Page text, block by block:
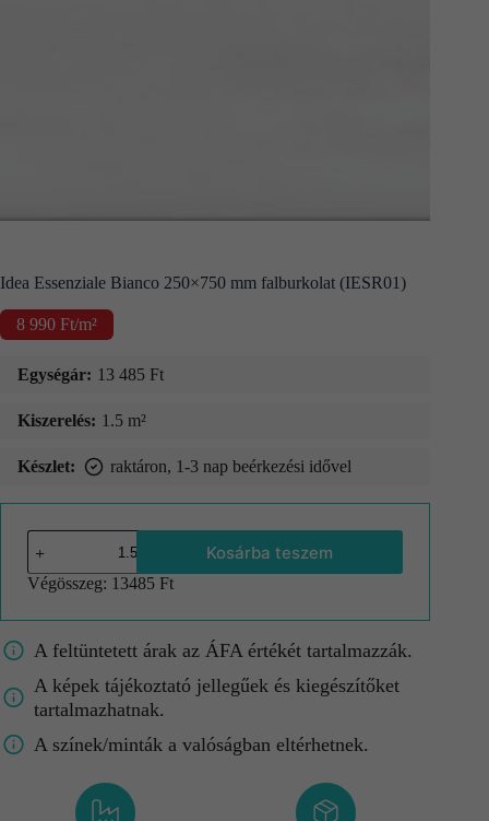
Idea Essenziale Bianco 250×750 mm falburkolat (IESR01)
8 990 Ft/m²
Egységár: 13 485 Ft
Kiszerelés: 1.5 m²
Készlet: raktáron, 1-3 nap beérkezési idővel
Kosárba teszem
Végösszeg: 13485 Ft
A feltüntetett árak az ÁFA értékét tartalmazzák.
A képek tájékoztató jellegűek és kiegészítőket
tartalmazhatnak.
A színek/minták a valóságban eltérhetnek.